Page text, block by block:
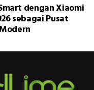
dengan Xiaomi
sebagai Pusat